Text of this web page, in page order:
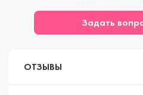
Задать
ОТЗЫВЫ